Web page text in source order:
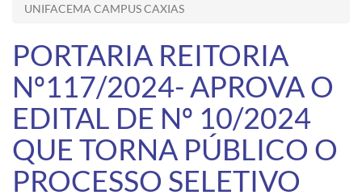
UNIFACEMA CAMPUS CAXIAS
PORTARIA REITORIA
Nº117/2024- APROVA O
EDITAL DE Nº 10/2024
QUE TORNA PÚBLICO O
PROCESSO SELETIVO